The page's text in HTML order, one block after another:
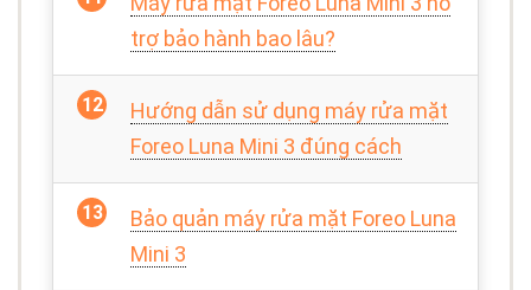
trợ bảo hành bao lâu?
Hướng dẫn sử dụng máy rửa mặt
Foreo Luna Mini 3 đúng cách
Bảo quản máy rửa mặt Foreo Luna
Mini 3